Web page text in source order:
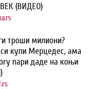
ВЕК (ВИДЕО)
троши милиони?
купи Мерцедес, ама
пари даде на коњи